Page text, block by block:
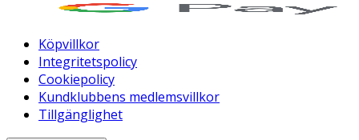
Köpvillkor
Integritetspolicy
Cookiepolicy
Kundklubbens medlemsvillkor
Tillgänglighet